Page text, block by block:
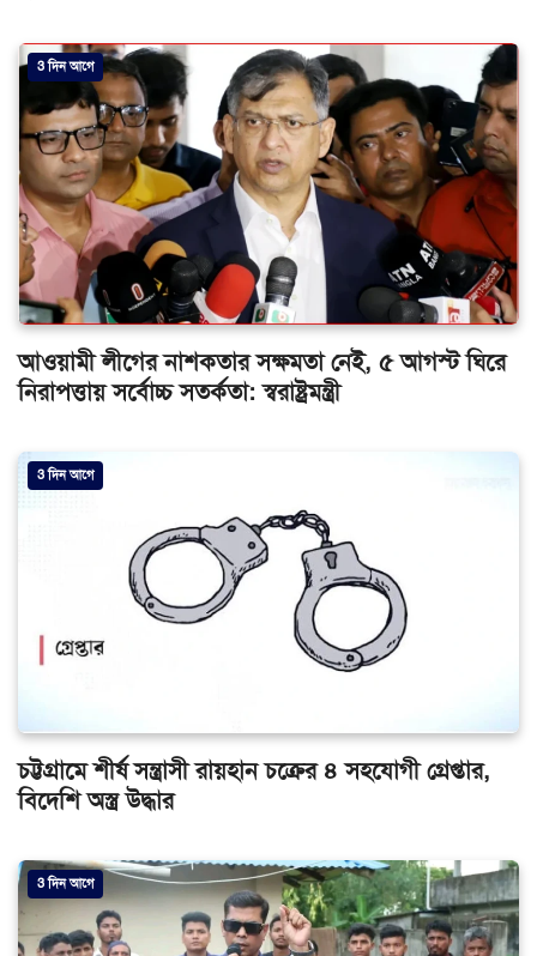
3 দিন আগে
আওয়ামী লীগের নাশকতার সক্ষমতা নেই, ৫ আগস্ট ঘিরে
নিরাপত্তায় সর্বোচ্চ সতর্কতা: স্বরাষ্ট্রমন্ত্রী
3 দিন আগে
চট্টগ্রামে শীর্ষ সন্ত্রাসী রায়হান চক্রের ৪ সহযোগী গ্রেপ্তার,
বিদেশি অস্ত্র উদ্ধার
3 দিন আগে